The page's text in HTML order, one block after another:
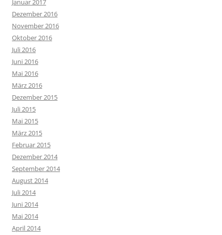
Januar 2017
Dezember 2016
November 2016
Oktober 2016
Juli 2016
Juni 2016
Mai 2016
März 2016
Dezember 2015
Juli 2015
Mai 2015
März 2015
Februar 2015
Dezember 2014
September 2014
August 2014
Juli 2014
Juni 2014
Mai 2014
April 2014